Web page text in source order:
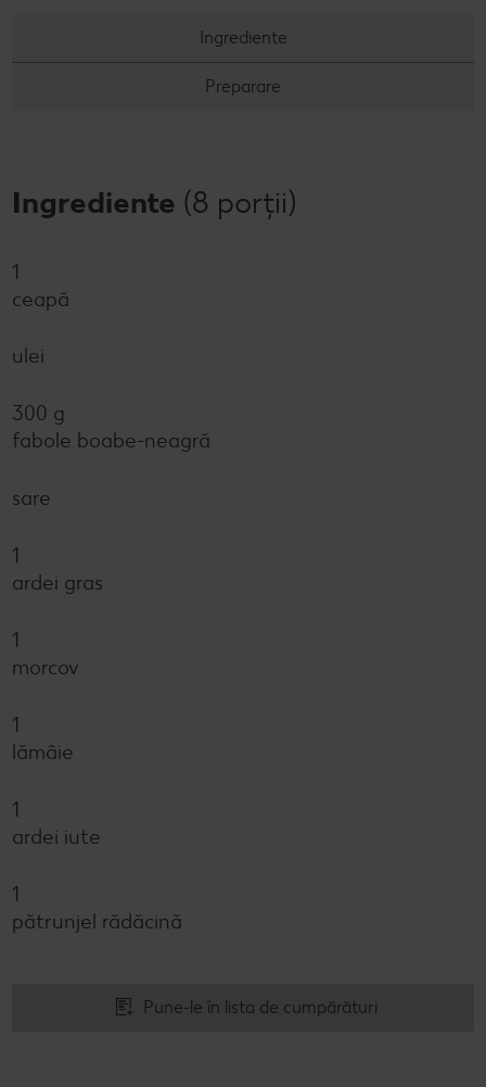
Revista Kaufland - Acum și pe WhatsApp!
Ingrediente
Preparare
Ingrediente (8 porții)
1
ceapă
ulei
300 g
fabole boabe-neagră
sare
1
ardei gras
1
morcov
1
lămâie
1
ardei iute
1
pătrunjel rădăcină
Pune-le în lista de cumpărături